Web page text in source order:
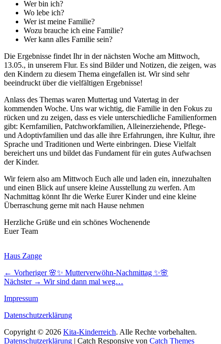
Wer bin ich?
Wo lebe ich?
Wer ist meine Familie?
Wozu brauche ich eine Familie?
Wer kann alles Familie sein?
Die Ergebnisse findet Ihr in der nächsten Woche am Mittwoch,
13.05., in unserem Flur. Es sind Bilder und Notizen, die zeigen, was
den Kindern zu diesem Thema eingefallen ist. Wir sind sehr
beeindruckt über die vielfältigen Ergebnisse!
Anlass des Themas waren Muttertag und Vatertag in der
kommenden Woche. Uns war wichtig, die Familie in den Fokus zu
rücken und zu zeigen, dass es viele unterschiedliche Familienformen
gibt: Kernfamilien, Patchworkfamilien, Alleinerziehende, Pflege-
und Adoptivfamilien und das alle ihre Erfahrungen, ihre Kultur, ihre
Sprache und Traditionen und Werte einbringen. Diese Vielfalt
bereichert uns und bildet das Fundament für ein gutes Aufwachsen
der Kinder.
Wir feiern also am Mittwoch Euch alle und laden ein, innezuhalten
und einen Blick auf unsere kleine Ausstellung zu werfen. Am
Nachmittag könnt Ihr die Werke Eurer Kinder und eine kleine
Überraschung gerne mit nach Hause nehmen
Herzliche Grüße und ein schönes Wochenende
Euer Team
Kategorien
Haus Zange
Beitragsnavigation
← Vorheriger Vorheriger
Beitrag:
🌸✨ Mutterverwöhn-Nachmittag ✨🌸
Nächster → Nächster
Wir sind dann mal weg…
Impressum
Datenschutzerklärung
Copyright © 2026 Kita-Kinderreich. Alle Rechte vorbehalten.
Datenschutzerklärung | Catch Responsive von Catch Themes